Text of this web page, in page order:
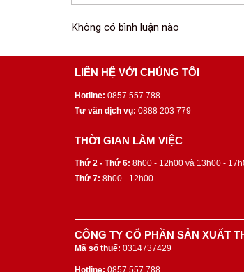
Không có bình luận nào
LIÊN HỆ VỚI CHÚNG TÔI
Hotline: 0857 557 788
Tư vấn dịch vụ: 0888 203 779
THỜI GIAN LÀM VIỆC
Thứ 2 - Thứ 6: 8h00 - 12h00 và 13h00 -
Thứ 7: 8h00 - 12h00.
CÔNG TY CỔ PHẦN SẢN XUẤT
Mã số thuế: 0314737429